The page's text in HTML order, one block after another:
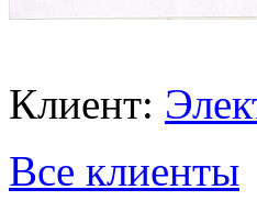
Клиент:
Все клиенты